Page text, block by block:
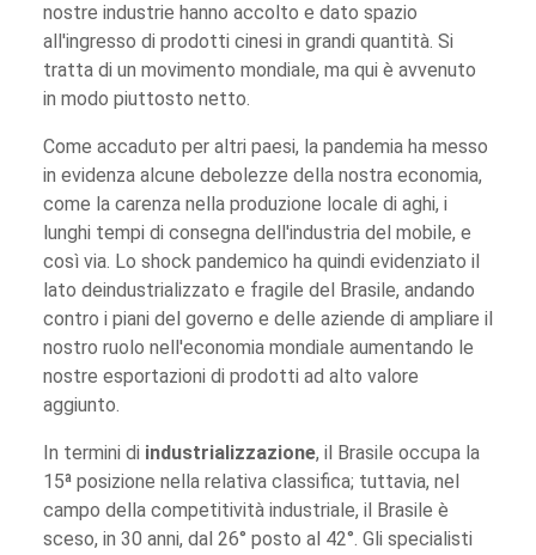
nostre industrie hanno accolto e dato spazio
all'ingresso di prodotti cinesi in grandi quantità. Si
tratta di un movimento mondiale, ma qui è avvenuto
in modo piuttosto netto.
Come accaduto per altri paesi, la pandemia ha messo
in evidenza alcune debolezze della nostra economia,
come la carenza nella produzione locale di aghi, i
lunghi tempi di consegna dell'industria del mobile, e
così via. Lo shock pandemico ha quindi evidenziato il
lato deindustrializzato e fragile del Brasile, andando
contro i piani del governo e delle aziende di ampliare il
nostro ruolo nell'economia mondiale aumentando le
nostre esportazioni di prodotti ad alto valore
aggiunto.
In termini di industrializzazione, il Brasile occupa la
15ª posizione nella relativa classifica; tuttavia, nel
campo della competitività industriale, il Brasile è
sceso, in 30 anni, dal 26° posto al 42°. Gli specialisti